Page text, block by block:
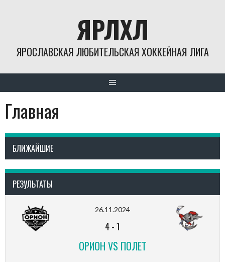
ЯРЛХЛ
ЯРОСЛАВСКАЯ ЛЮБИТЕЛЬСКАЯ ХОККЕЙНАЯ ЛИГА
Главная
БЛИЖАЙШИЕ
РЕЗУЛЬТАТЫ
26.11.2024
4-1
ОРИОН VS ПОЛЕТ